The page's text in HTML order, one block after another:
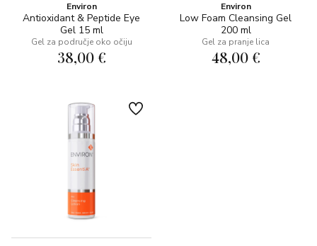
Environ
Antioxidant & Peptide Eye
Gel 15 ml
Gel za područje oko očiju
38,00 €
Environ
Low Foam Cleansing Gel
200 ml
Gel za pranje lica
48,00 €